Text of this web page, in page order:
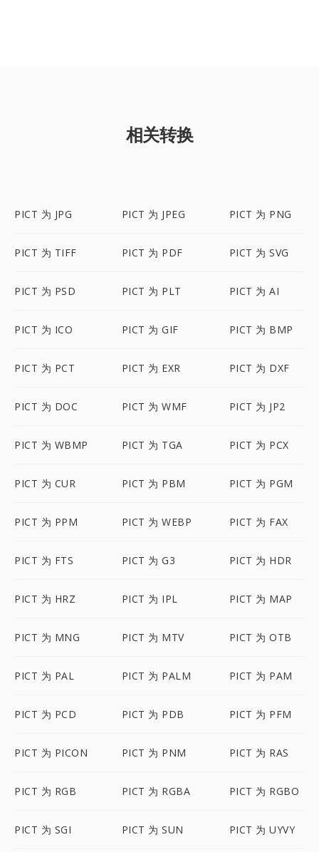
相关转换
PICT 为 JPG PICT 为 JPEG PICT 为 PNG
PICT 为 TIFF PICT 为 PDF PICT 为 SVG
PICT 为 PSD PICT 为 PLT PICT 为 AI
PICT 为 ICO PICT 为 GIF PICT 为 BMP
PICT 为 PCT PICT 为 EXR PICT 为 DXF
PICT 为 DOC PICT 为 WMF PICT 为 JP2
PICT 为 WBMP PICT 为 TGA PICT 为 PCX
PICT 为 CUR PICT 为 PBM PICT 为 PGM
PICT 为 PPM PICT 为 WEBP PICT 为 FAX
PICT 为 FTS PICT 为 G3 PICT 为 HDR
PICT 为 HRZ PICT 为 IPL PICT 为 MAP
PICT 为 MNG PICT 为 MTV PICT 为 OTB
PICT 为 PAL PICT 为 PALM PICT 为 PAM
PICT 为 PCD PICT 为 PDB PICT 为 PFM
PICT 为 PICON PICT 为 PNM PICT 为 RAS
PICT 为 RGB PICT 为 RGBA PICT 为 RGBO
PICT 为 SGI PICT 为 SUN PICT 为 UYVY